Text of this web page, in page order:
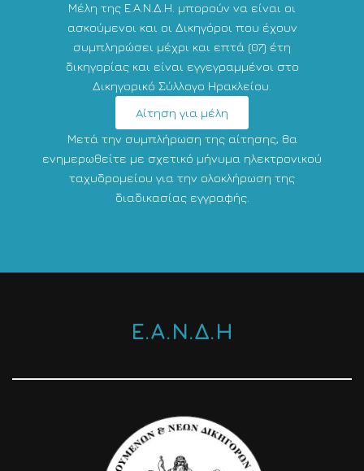
Μέλη της Ε.Α.Ν.Δ.Η. μπορούν να είναι οι
ασκούμενοι και οι Δικηγόροι που έχουν
συμπληρώσει μέχρι και επτά (07) έτη
δικηγορίας και είναι εγγεγραμμένοι στο
Δικηγορικό Σύλλογο Ηρακλείου.
Αίτηση για μέλη
Μετά την συμπλήρωση της αίτησης, θα
ενημερωθείτε με σχετικό μήνυμα ηλεκτρονικού
ταχυδρομείου για την ολοκλήρωση της
διαδικασίας εγγραφής.
Ε.Α.Ν.Δ.Η